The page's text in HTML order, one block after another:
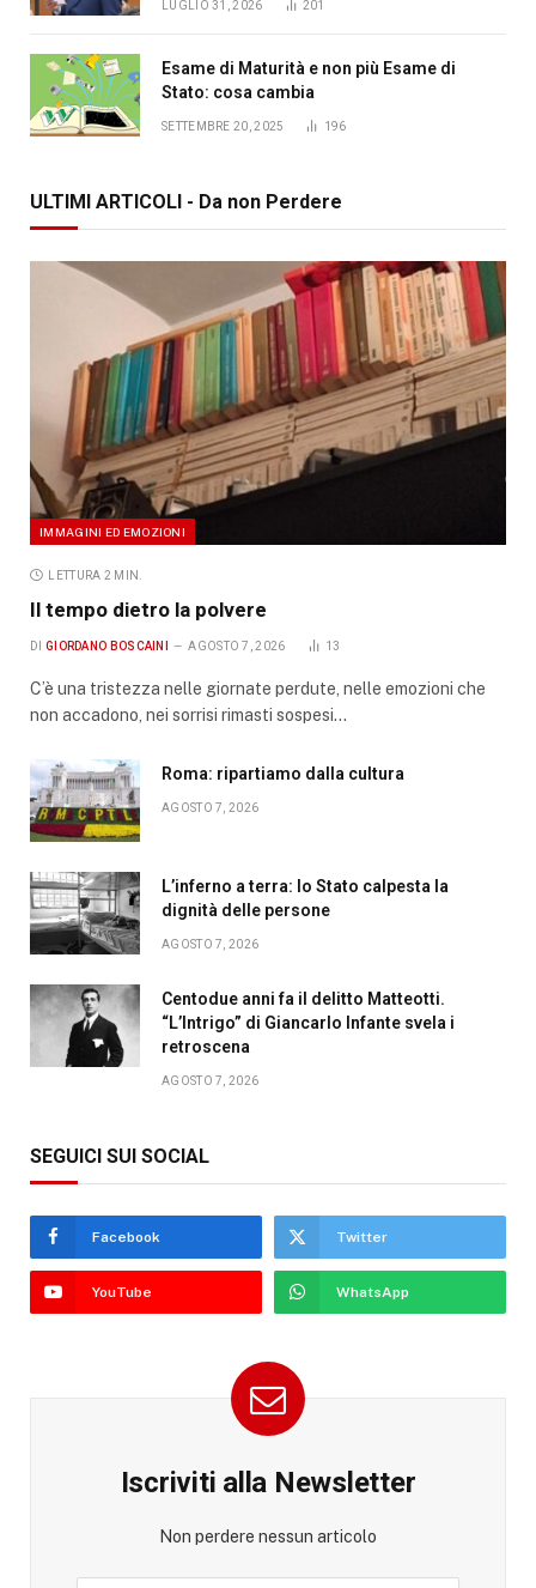
LUGLIO 31, 2026 201
Esame di Maturità e non più Esame di
Stato: cosa cambia
SETTEMBRE 20, 2025 196
ULTIMI ARTICOLI - Da non Perdere
IMMAGINI ED EMOZIONI
LETTURA 2 MIN.
Il tempo dietro la polvere
DI GIORDANO BOSCAINI AGOSTO 7, 2026 13
C’è una tristezza nelle giornate perdute, nelle emozioni che
non accadono, nei sorrisi rimasti sospesi…
Roma: ripartiamo dalla cultura
AGOSTO 7, 2026
L’inferno a terra: lo Stato calpesta la
dignità delle persone
AGOSTO 7, 2026
Centodue anni fa il delitto Matteotti.
“L’Intrigo” di Giancarlo Infante svela i
retroscena
AGOSTO 7, 2026
SEGUICI SUI SOCIAL
Facebook Twitter
YouTube WhatsApp
Iscriviti alla Newsletter
Non perdere nessun articolo